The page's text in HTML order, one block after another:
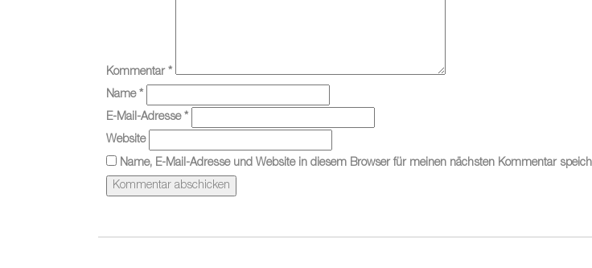
Kommentar *
Name *
E-Mail-Adresse *
Website
Name, E-Mail-Adresse und Website in diesem Browser für meinen nächsten Kommentar